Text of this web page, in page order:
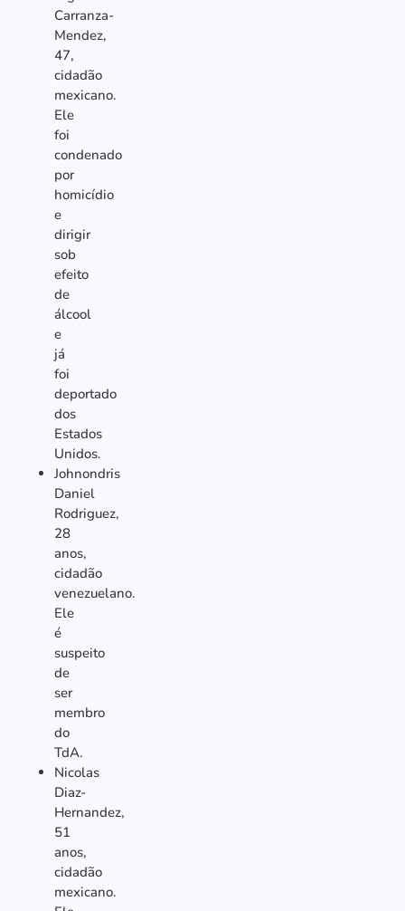
Carranza-
Mendez,
47,
cidadão
mexicano.
Ele
foi
condenado
por
homicídio
e
dirigir
sob
efeito
de
álcool
e
já
foi
deportado
dos
Estados
Unidos.
Johnondris
Daniel
Rodriguez,
28
anos,
cidadão
venezuelano.
Ele
é
suspeito
de
ser
membro
do
TdA.
Nicolas
Diaz-
Hernandez,
51
anos,
cidadão
mexicano.